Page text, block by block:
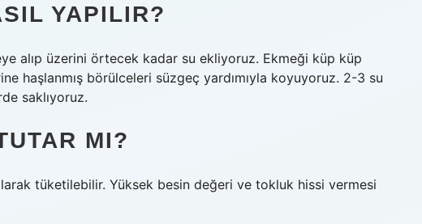
YAPILIR?
alıp üzerini örtecek kadar su ekliyoruz. Ekmeği küp küp
haşlanmış börülceleri süzgeç yardımıyla koyuyoruz. 2-3 su
saklıyoruz.
MI?
tüketilebilir. Yüksek besin değeri ve tokluk hissi vermesi